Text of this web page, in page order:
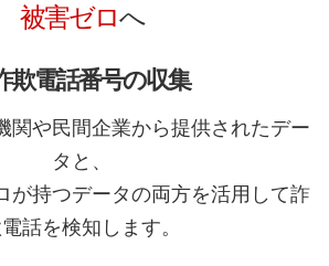
被害ゼロへ​
欺電話番号の収集
関や民間企業から提供されたデー
タと、
が持つデータの両方を活用して詐
話を検知します。